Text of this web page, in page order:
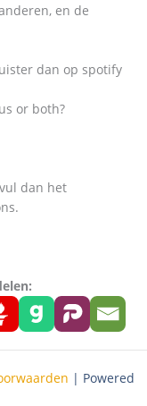
en de
dan op spotify
or both?
dan het
| Powered